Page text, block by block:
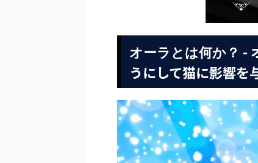
オーラとは何か？ -
うにして猫に影響を